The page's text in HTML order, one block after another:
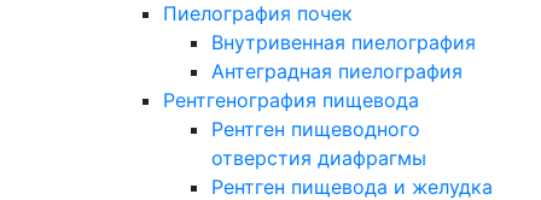
Пиелография почек
Внутривенная пиелография
Антеградная пиелография
Рентгенография пищевода
Рентген пищеводного
отверстия диафрагмы
Рентген пищевода и желудка